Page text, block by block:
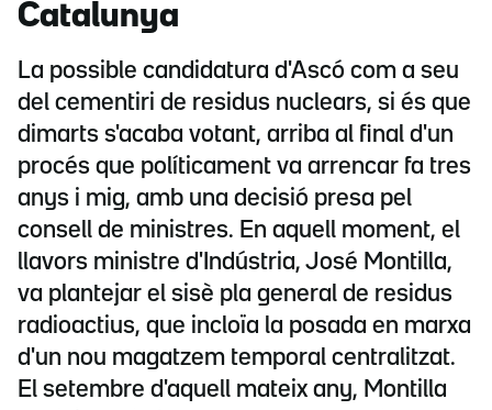
Catalunya
La possible candidatura d'Ascó com a seu
del cementiri de residus nuclears, si és que
dimarts s'acaba votant, arriba al final d'un
procés que políticament va arrencar fa tres
anys i mig, amb una decisió presa pel
consell de ministres. En aquell moment, el
llavors ministre d'Indústria, José Montilla,
va plantejar el sisè pla general de residus
radioactius, que incloïa la posada en marxa
d'un nou magatzem temporal centralitzat.
El setembre d'aquell mateix any, Montilla